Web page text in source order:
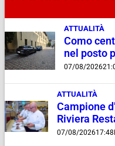
ATTUALITÀ
Como
nel posto
07/08/2026
ATTUALITÀ
Campione
Riviera
07/08/202617:48